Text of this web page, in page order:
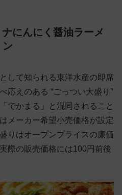
にんにく醤油ラーメ
ン
して知られる東洋水産の即席
応えのある “ごっつい大盛り”
でかまる」と混同されること
メーカー希望小売価格が設定
りはオープンプライスの廉価
際の販売価格には100円前後